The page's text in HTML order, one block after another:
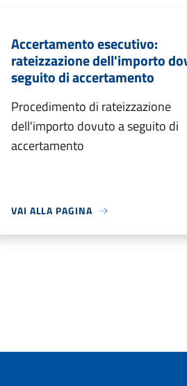
Accertamento esecutivo:
rateizzazione dell'importo
seguito di accertamento
Procedimento di rateizzazione
dell'importo dovuto a seguito di
accertamento
VAI ALLA PAGINA